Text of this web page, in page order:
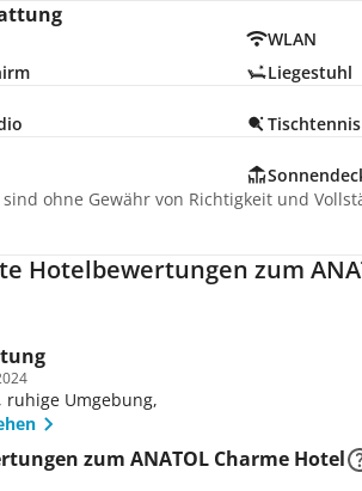
WLAN
Liegestuhl
Tischtennis
ohne Gewähr von Richtigkeit und
Hotelbewertungen zum
ruhige Umgebung,
zum ANATOL Charme Hotel